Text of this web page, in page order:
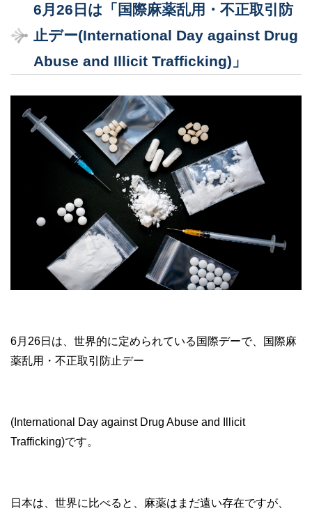
6月26日は「国際麻薬乱用・不正取引防
止デー(International Day against Drug
Abuse and Illicit Trafficking)」
6月26日は、世界的に定められている国際デーで、国際麻
薬乱用・不正取引防止デー
(International Day against Drug Abuse and Illicit
Trafficking)です。
日本は、世界に比べると、麻薬はまだ遠い存在ですが、